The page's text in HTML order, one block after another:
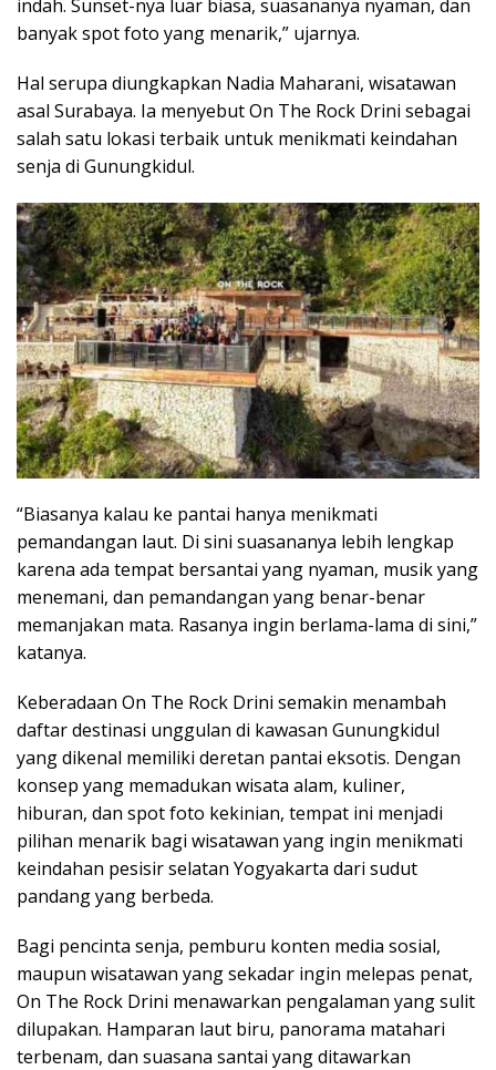
indah. Sunset-nya luar biasa, suasananya nyaman, dan
banyak spot foto yang menarik,” ujarnya.
Hal serupa diungkapkan Nadia Maharani, wisatawan
asal Surabaya. Ia menyebut On The Rock Drini sebagai
salah satu lokasi terbaik untuk menikmati keindahan
senja di Gunungkidul.
“Biasanya kalau ke pantai hanya menikmati
pemandangan laut. Di sini suasananya lebih lengkap
karena ada tempat bersantai yang nyaman, musik yang
menemani, dan pemandangan yang benar-benar
memanjakan mata. Rasanya ingin berlama-lama di sini,”
katanya.
Keberadaan On The Rock Drini semakin menambah
daftar destinasi unggulan di kawasan Gunungkidul
yang dikenal memiliki deretan pantai eksotis. Dengan
konsep yang memadukan wisata alam, kuliner,
hiburan, dan spot foto kekinian, tempat ini menjadi
pilihan menarik bagi wisatawan yang ingin menikmati
keindahan pesisir selatan Yogyakarta dari sudut
pandang yang berbeda.
Bagi pencinta senja, pemburu konten media sosial,
maupun wisatawan yang sekadar ingin melepas penat,
On The Rock Drini menawarkan pengalaman yang sulit
dilupakan. Hamparan laut biru, panorama matahari
terbenam, dan suasana santai yang ditawarkan